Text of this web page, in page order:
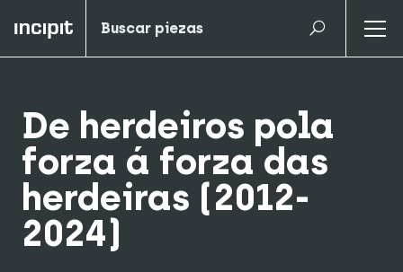
De herdeiros pola
forza á forza das
herdeiras (2012-
2024)